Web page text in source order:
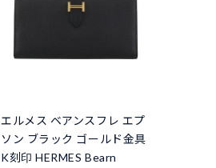
エルメス ベアンスフレ エプ
ソン ブラック ゴールド金具
K刻印 HERMES Bearn